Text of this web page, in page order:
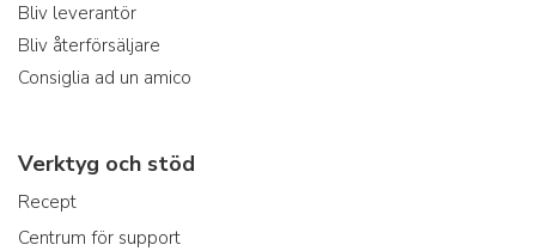
Bliv leverantör
Bliv återförsäljare
Consiglia ad un amico
Verktyg och stöd
Recept
Centrum för support